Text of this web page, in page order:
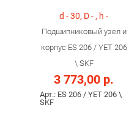
d - 30, D - , h -
Подшипниковый узел и
корпус ES 206 / YET 206
\ SKF
3 773,00 р.
Арт.: ES 206 / YET 206 \
SKF